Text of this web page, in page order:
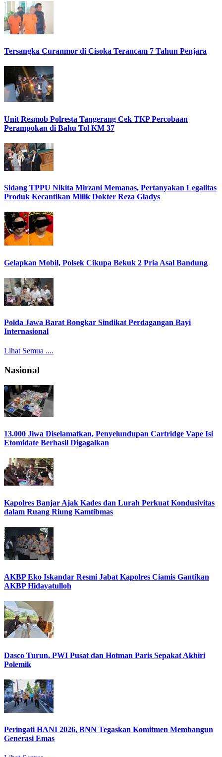
Tersangka Curanmor di Cisoka Terancam 7 Tahun Penjara
Unit Resmob Polresta Tangerang Cek TKP Percobaan
Perampokan di Bahu Tol KM 37
Sidang TPPU Nikita Mirzani Memanas, Pertanyakan Legalitas
Produk Kecantikan Milik Dokter Reza Gladys
Gelapkan Mobil, Polsek Cikupa Bekuk 2 Pria Asal Bandung
Polda Jawa Barat Bongkar Sindikat Perdagangan Bayi
Internasional
Lihat Semua ....
Nasional
13.000 Jiwa Diselamatkan, Penyelundupan Cartridge Vape Isi
Etomidate Berhasil Digagalkan
Kapolres Banjar Ajak Kades dan Lurah Perkuat Kondusivitas
dalam Ruang Riung Kamtibmas
AKBP Eko Iskandar Resmi Jabat Kapolres Ciamis Gantikan
AKBP Hidayatulloh
Dasco Turun, PWI Pusat dan Hotman Paris Sepakat Akhiri
Polemik
Peringati HANI 2026, BNN Tegaskan Komitmen Membangun
Generasi Emas